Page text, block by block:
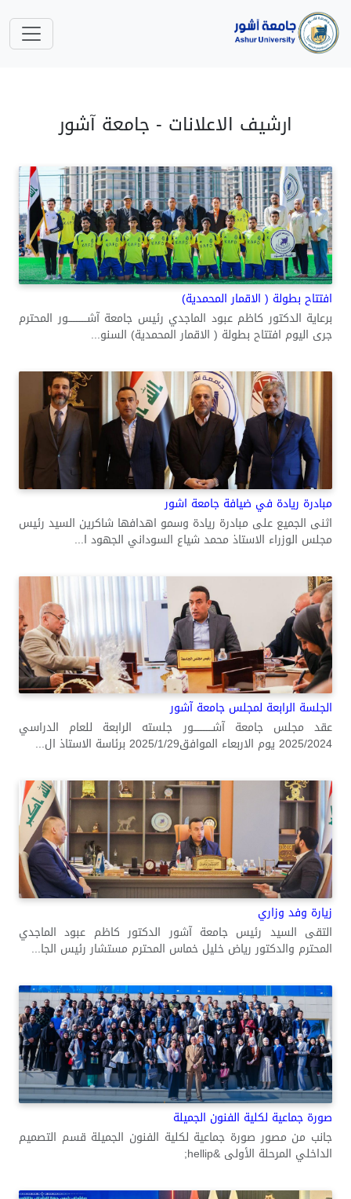
ارشيف الاعلانات - جامعة آشور
افتتاح بطولة ( الاقمار المحمدية)
برعاية الدكتور كاظم عبود الماجدي رئيس جامعة آشــــــــــــور المحترم
جرى اليوم افتتاح بطولة ( الاقمار المحمدية) السنو...
مبادرة ريادة في ضيافة جامعة اشور
اثنى الجميع على مبادرة ريادة وسمو اهدافها شاكرين السيد رئيس
مجلس الوزراء الاستاذ محمد شياع السوداني الجهود ا...
الجلسة الرابعة لمجلس جامعة آشور
عقد مجلس جامعة آشــــــــــــور جلسته الرابعة للعام الدراسي
2025/2024 يوم الاربعاء الموافق2025/1/29 برئاسة الاستاذ ال...
زيارة وفد وزاري
التقى السيد رئيس جامعة آشور الدكتور كاظم عبود الماجدي
المحترم والدكتور رياض خليل خماس المحترم مستشار رئيس الجا...
صورة جماعية لكلية الفنون الجميلة
جانب من مصور صورة جماعية لكلية الفنون الجميلة قسم التصميم
الداخلي المرحلة الأولى &hellip;